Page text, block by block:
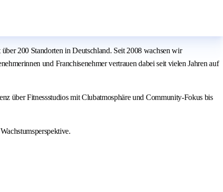
200 Standorten in Deutschland. Seit 2008 wachsen wir
und Franchisenehmer vertrauen dabei seit vielen Jahren auf
über Fitnessstudios mit Clubatmosphäre und Community-Fokus bis